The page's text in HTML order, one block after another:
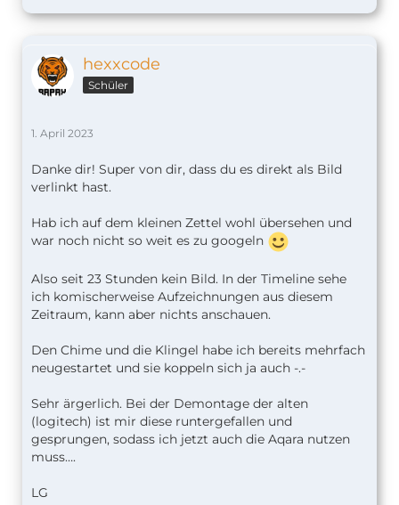
hexxcode
Schüler
1. April 2023
Danke dir! Super von dir, dass du es direkt als Bild
verlinkt hast.
Hab ich auf dem kleinen Zettel wohl übersehen und
war noch nicht so weit es zu googeln
Also seit 23 Stunden kein Bild. In der Timeline sehe
ich komischerweise Aufzeichnungen aus diesem
Zeitraum, kann aber nichts anschauen.
Den Chime und die Klingel habe ich bereits mehrfach
neugestartet und sie koppeln sich ja auch -.-
Sehr ärgerlich. Bei der Demontage der alten
(logitech) ist mir diese runtergefallen und
gesprungen, sodass ich jetzt auch die Aqara nutzen
muss….
LG